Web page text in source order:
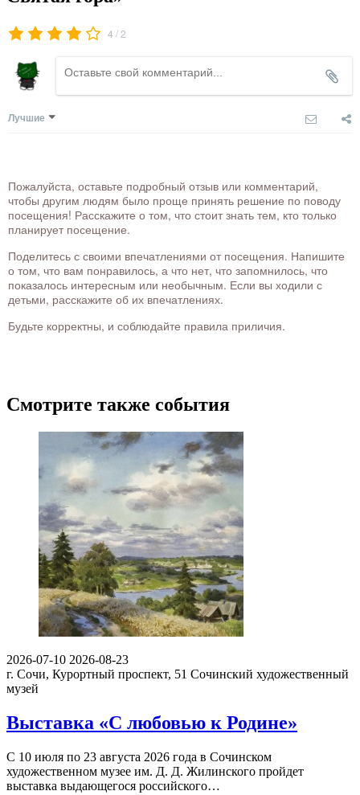
4 /2
Лучшие
Пожалуйста, оставьте подробный отзыв или комментарий,
чтобы другим людям было проще принять решение по поводу
посещения! Расскажите о том, что стоит знать тем, кто только
планирует посещение.
Поделитесь с своими впечатлениями от посещения. Напишите
о том, что вам понравилось, а что нет, что запомнилось, что
показалось интересным или необычным. Если вы ходили с
детьми, расскажите об их впечатлениях.
Будьте корректны, и соблюдайте правила приличия.
Смотрите также события
2026-07-10 2026-08-23
г. Сочи, Курортный проспект, 51 Сочинский художественный
музей
Выставка «С любовью к Родине»
С 10 июля по 23 августа 2026 года в Сочинском
художественном музее им. Д. Д. Жилинского пройдет
выставка выдающегося российского…